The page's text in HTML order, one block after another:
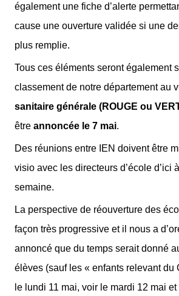
également une fiche d’alerte
cause une ouverture validée si une
plus remplie.
Tous ces éléments seront également
classement de notre département au
sanitaire générale (ROUGE ou
être annoncée le 7 mai.
Des réunions entre IEN doivent être
visio avec les directeurs d’école d’ici
semaine.
La perspective de réouverture des
façon très progressive et il nous a
annoncé que du temps serait donné
élèves (sauf les « enfants relevant du
le lundi 11 mai, voir le mardi 12 mai et